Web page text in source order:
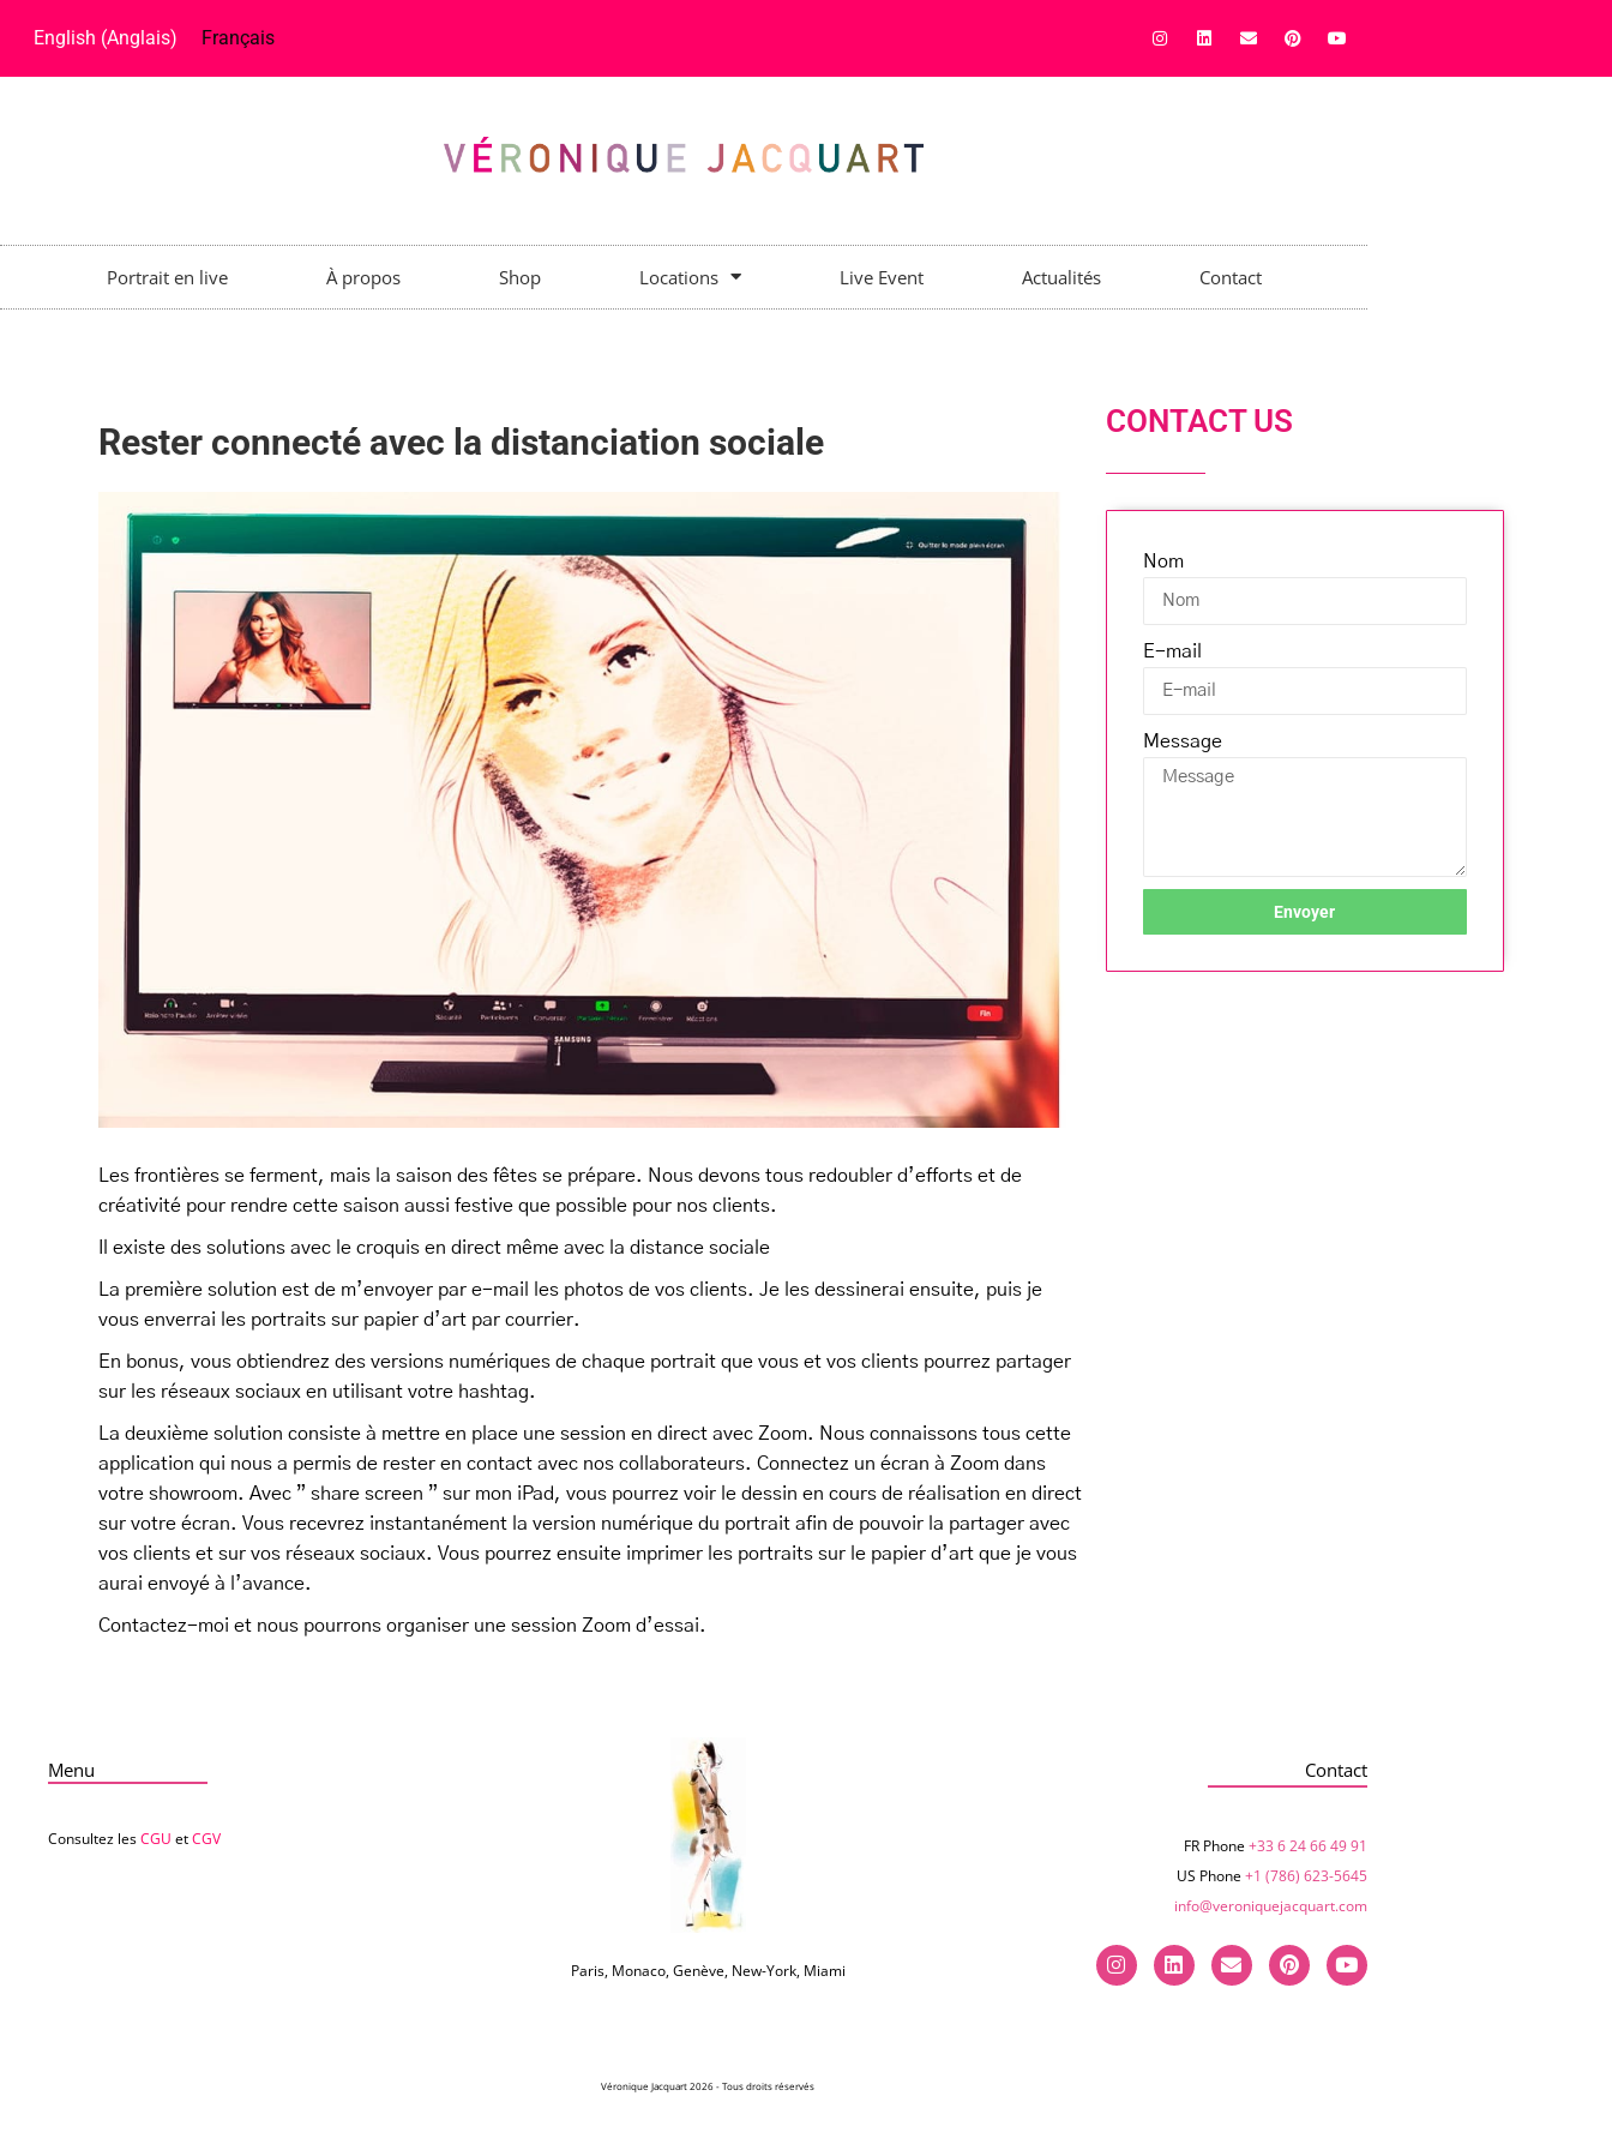
English (Anglais) Français
Portrait en live À propos Shop Locations Live Event Actualités Contact
Rester connecté avec la distanciation sociale
Les frontières se ferment, mais la saison des fêtes se prépare. Nous devons tous redoubler d’efforts et de
créativité pour rendre cette saison aussi festive que possible pour nos clients.
Il existe des solutions avec le croquis en direct même avec la distance sociale
La première solution est de m’envoyer par e-mail les photos de vos clients. Je les dessinerai ensuite, puis je
vous enverrai les portraits sur papier d’art par courrier.
En bonus, vous obtiendrez des versions numériques de chaque portrait que vous et vos clients pourrez partager
sur les réseaux sociaux en utilisant votre hashtag.
La deuxième solution consiste à mettre en place une session en direct avec Zoom. Nous connaissons tous cette
application qui nous a permis de rester en contact avec nos collaborateurs. Connectez un écran à Zoom dans
votre showroom. Avec ” share screen ” sur mon iPad, vous pourrez voir le dessin en cours de réalisation en direct
sur votre écran. Vous recevrez instantanément la version numérique du portrait afin de pouvoir la partager avec
vos clients et sur vos réseaux sociaux. Vous pourrez ensuite imprimer les portraits sur le papier d’art que je vous
aurai envoyé à l’avance.
Contactez-moi et nous pourrons organiser une session Zoom d’essai.
CONTACT US
Nom
E-mail
Message
Envoyer
Menu
Consultez lesCGU etCGV
Paris, Monaco, Genève, New-York, Miami
Contact
FR Phone+33 6 24 66 49 91
US Phone+1 (786) 623-5645‬
info@veroniquejacquart.com
Véronique Jacquart 2026 - Tous droits réservés